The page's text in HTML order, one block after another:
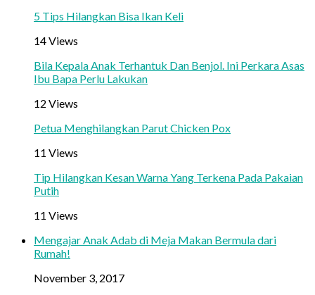
5 Tips Hilangkan Bisa Ikan Keli
14 Views
Bila Kepala Anak Terhantuk Dan Benjol. Ini Perkara Asas
Ibu Bapa Perlu Lakukan
12 Views
Petua Menghilangkan Parut Chicken Pox
11 Views
Tip Hilangkan Kesan Warna Yang Terkena Pada Pakaian
Putih
11 Views
Mengajar Anak Adab di Meja Makan Bermula dari
Rumah!
November 3, 2017